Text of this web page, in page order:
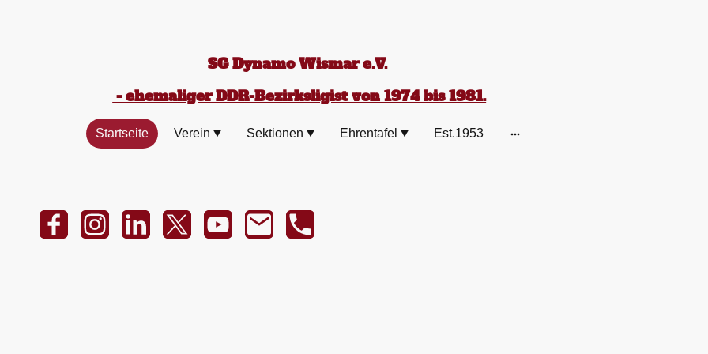
SG Dynamo Wismar e.V.
- ehemaliger DDR-Bezirksligist von 1974 bis 1981.
Startseite Verein Sektionen Ehrentafel Est.1953